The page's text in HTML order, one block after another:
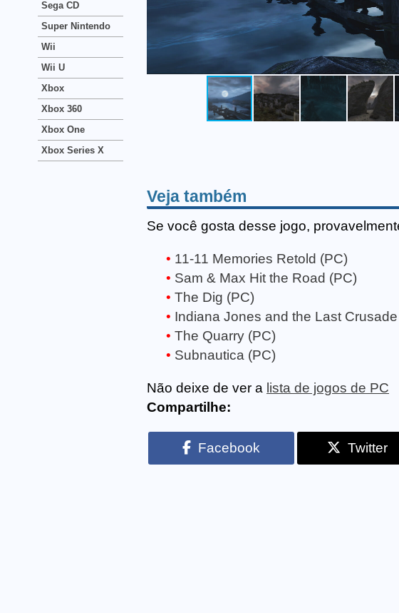
Veja também
Se você gosta desse jogo,
11-11 Memories Retold (PC)
Sam & Max Hit the Road (PC)
The Dig (PC)
Indiana Jones and the Last
The Quarry (PC)
Subnautica (PC)
Não deixe de ver a lista de jogos de PC
Compartilhe:
Facebook Twitter
Sega CD
Super Nintendo
Wii
Wii U
Xbox
Xbox 360
Xbox One
Xbox Series X